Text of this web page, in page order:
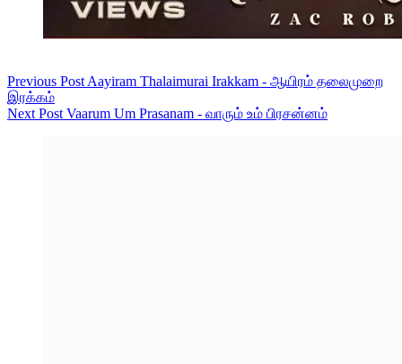
Previous Post Aayiram Thalaimurai Irakkam - ஆயிரம் தலைமுறை
இரக்கம்
Next Post Vaarum Um Prasanam - வாரும் உம் பிரசன்னம்